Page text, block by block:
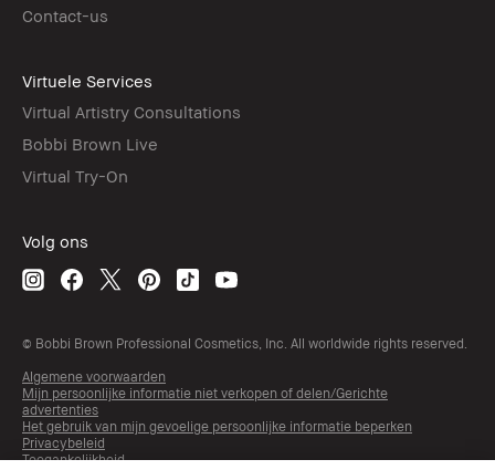
Contact-us
Virtuele Services
Virtual Artistry Consultations
Bobbi Brown Live
Virtual Try-On
Volg ons
© Bobbi Brown Professional Cosmetics, Inc. All worldwide rights reserved.
Algemene voorwaarden
Mijn persoonlijke informatie niet verkopen of delen/Gerichte
advertenties
Het gebruik van mijn gevoelige persoonlijke informatie beperken
Privacybeleid
Toegankelijkheid